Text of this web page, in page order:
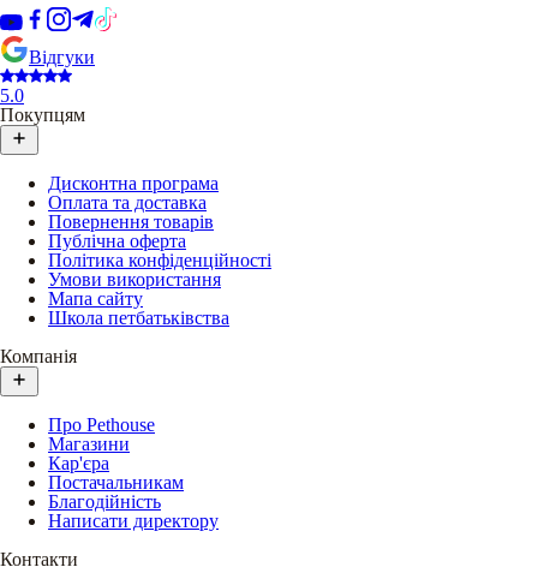
Відгуки
5.0
Покупцям
Дисконтна програма
Оплата та доставка
Повернення товарів
Публічна оферта
Політика конфіденційності
Умови використання
Мапа сайту
Школа петбатьківства
Компанія
Про Pethouse
Магазини
Кар'єра
Постачальникам
Благодійність
Написати директору
Контакти